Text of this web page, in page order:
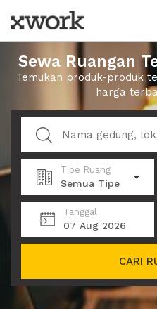
Sewa Ruangan
Temukan produk-produk
harga
Tipe Ruang
Semua Tipe
Tanggal
07 Aug 2026
CARI